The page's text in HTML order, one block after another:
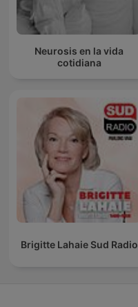
Neurosis en la vida
cotidiana
Brigitte Lahaie Sud Radio